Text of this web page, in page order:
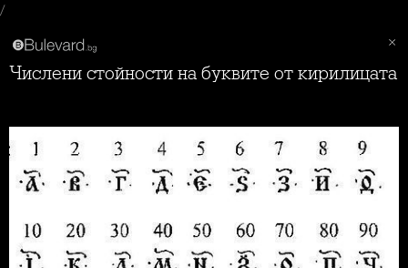
/
Числени стойности на буквите от кирилицата